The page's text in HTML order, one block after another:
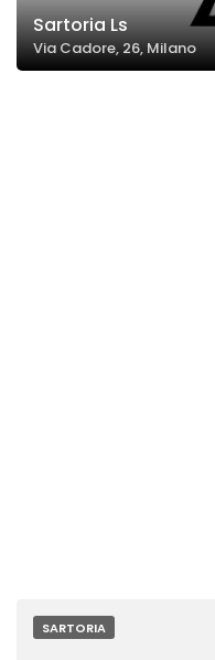
Sartoria Ls
Via Cadore, 26, Milano
SARTORIA